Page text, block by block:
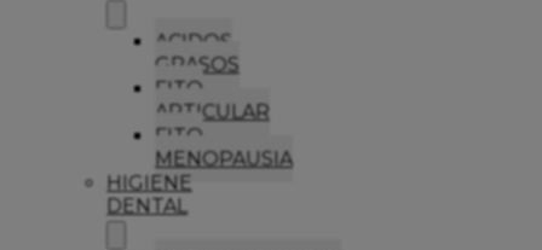
ACIDOS
GRASOS
FITO
ARTICULAR
FITO
MENOPAUSIA
HIGIENE
DENTAL